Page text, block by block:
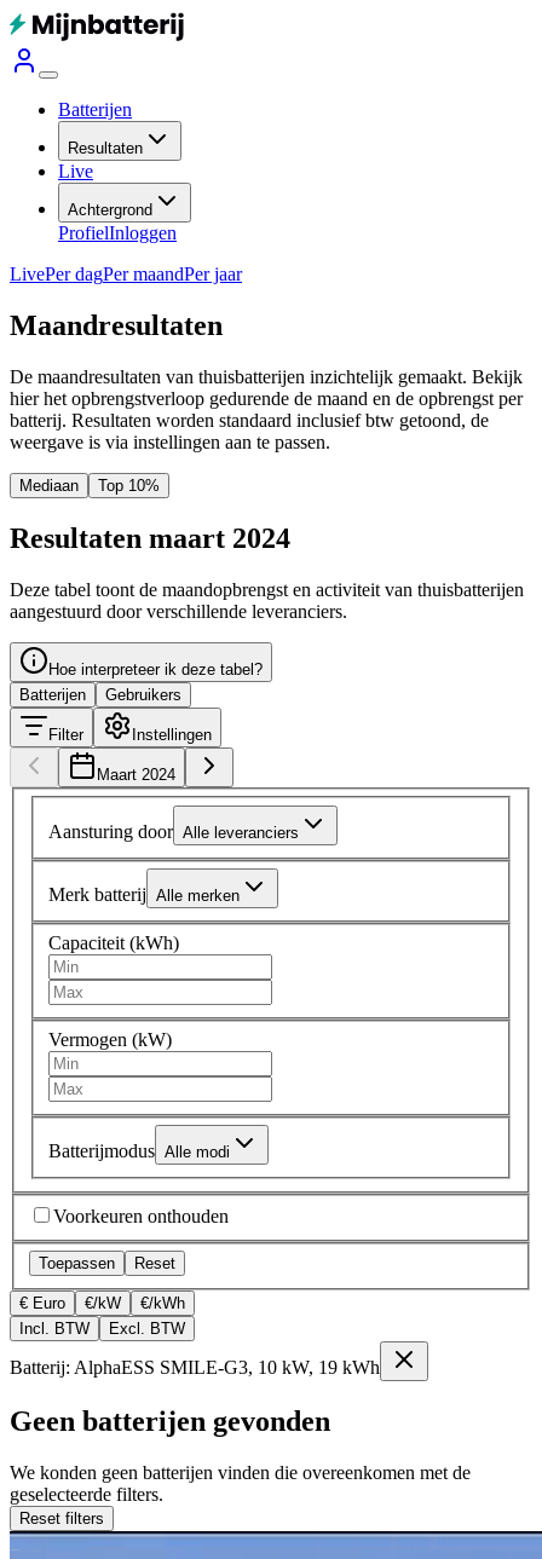
Batterijen
Resultaten
Live
Achtergrond
ProfielInloggen
LivePer dagPer maandPer jaar
Maandresultaten
De maandresultaten van thuisbatterijen inzichtelijk gemaakt. Bekijk
hier het opbrengstverloop gedurende de maand en de opbrengst per
batterij. Resultaten worden standaard inclusief btw getoond, de
weergave is via instellingen aan te passen.
Mediaan Top 10%
Resultaten maart 2024
Deze tabel toont de maandopbrengst en activiteit van thuisbatterijen
aangestuurd door verschillende leveranciers.
Hoe interpreteer ik deze tabel?
Batterijen
Gebruikers
Filter Instellingen
Maart 2024
Aansturing door Alle leveranciers
Merk batterij Alle merken
Capaciteit (kWh)
Vermogen (kW)
Batterijmodus Alle modi
Voorkeuren onthouden
Toepassen Reset
€ Euro €/kW
€/kWh
Incl. BTW
Excl. BTW
Batterij: AlphaESS SMILE-G3, 10 kW, 19 kWh
Geen batterijen gevonden
We konden geen batterijen vinden die overeenkomen met de
geselecteerde filters.
Reset filters